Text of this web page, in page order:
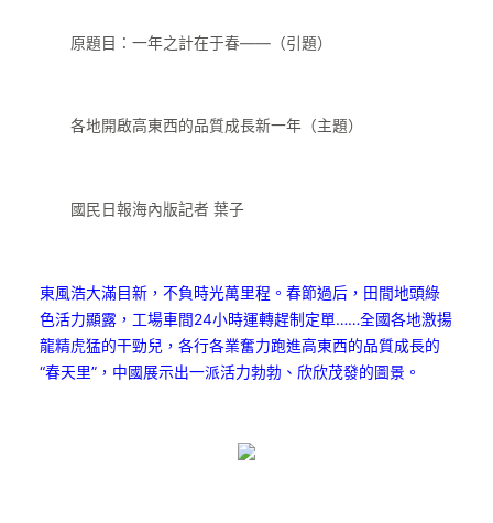
原題目：一年之計在于春——（引題）
各地開啟高東西的品質成長新一年（主題）
國民日報海內版記者 葉子
東風浩大滿目新，不負時光萬里程。春節過后，田間地頭綠
色活力顯露，工場車間24小時運轉趕制定單……全國各地激揚
龍精虎猛的干勁兒，各行各業奮力跑進高東西的品質成長的
“春天里”，中國展示出一派活力勃勃、欣欣茂發的圖景。